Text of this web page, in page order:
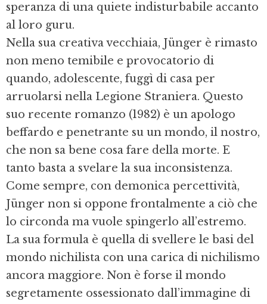
speranza di una quiete indisturbabile accanto
al loro guru.
Nella sua creativa vecchiaia, Jünger è rimasto
non meno temibile e provocatorio di
quando, adolescente, fuggì di casa per
arruolarsi nella Legione Straniera. Questo
suo recente romanzo (1982) è un apologo
beffardo e penetrante su un mondo, il nostro,
che non sa bene cosa fare della morte. E
tanto basta a svelare la sua inconsistenza.
Come sempre, con demonica percettività,
Jünger non si oppone frontalmente a ciò che
lo circonda ma vuole spingerlo all’estremo.
La sua formula è quella di svellere le basi del
mondo nichilista con una carica di nichilismo
ancora maggiore. Non è forse il mondo
segretamente ossessionato dall’immagine di